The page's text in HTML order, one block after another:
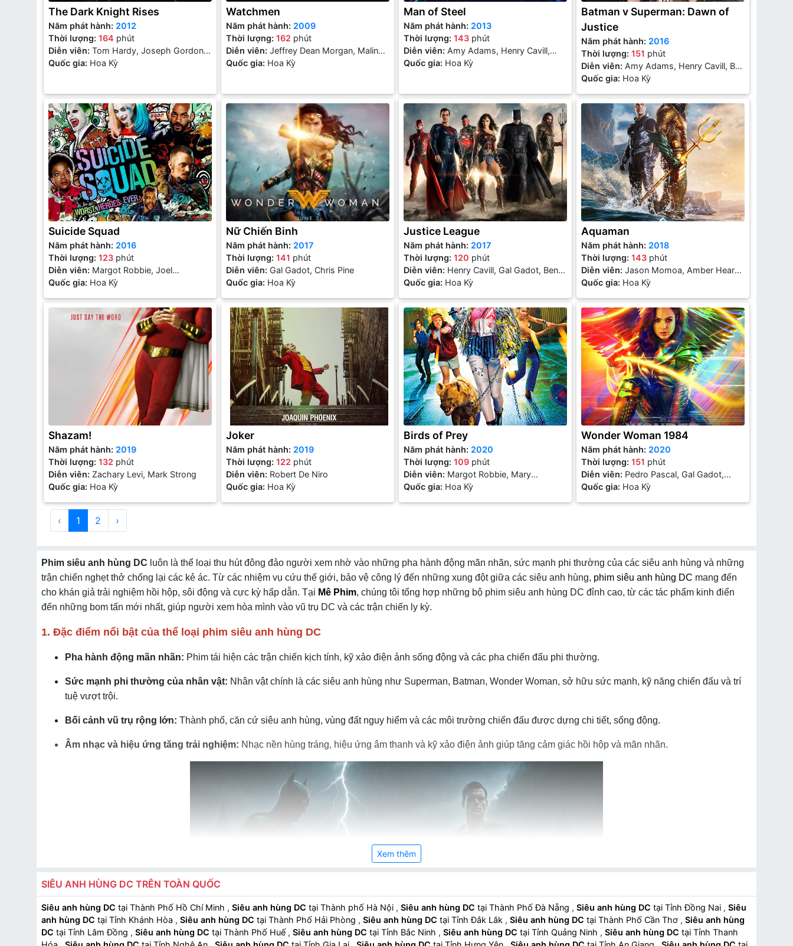
The Dark Knight Rises
Năm phát hành: 2012
Thời lượng: 164 phút
Diễn viên: Tom Hardy, Joseph Gordon-
Levitt, Michael Caine, Christian Bale, Gary
Quốc gia: Hoa Kỳ
Watchmen
Năm phát hành: 2009
Thời lượng: 162 phút
Diễn viên: Jeffrey Dean Morgan, Malin
Åkerman, Billy Crudup, Patrick Wilson
Quốc gia: Hoa Kỳ
Man of Steel
Năm phát hành: 2013
Thời lượng: 143 phút
Diễn viên: Amy Adams, Henry Cavill,
Kevin Costner, Russell Crowe
Quốc gia: Hoa Kỳ
Batman v Superman: Dawn of
Justice
Năm phát hành: 2016
Thời lượng: 151 phút
Diễn viên: Amy Adams, Henry Cavill, Ben
Affleck
Quốc gia: Hoa Kỳ
Suicide Squad
Năm phát hành: 2016
Thời lượng: 123 phút
Diễn viên: Margot Robbie, Joel
Kinnaman, Will Smith, Jared Leto
Quốc gia: Hoa Kỳ
Nữ Chiến Binh
Năm phát hành: 2017
Thời lượng: 141 phút
Diễn viên: Gal Gadot, Chris Pine
Quốc gia: Hoa Kỳ
Justice League
Năm phát hành: 2017
Thời lượng: 120 phút
Diễn viên: Henry Cavill, Gal Gadot, Ben
Affleck
Quốc gia: Hoa Kỳ
Aquaman
Năm phát hành: 2018
Thời lượng: 143 phút
Diễn viên: Jason Momoa, Amber Heard,
Patrick Wilson, Willem Dafoe
Quốc gia: Hoa Kỳ
Shazam!
Năm phát hành: 2019
Thời lượng: 132 phút
Diễn viên: Zachary Levi, Mark Strong
Quốc gia: Hoa Kỳ
Joker
Năm phát hành: 2019
Thời lượng: 122 phút
Diễn viên: Robert De Niro
Quốc gia: Hoa Kỳ
Birds of Prey
Năm phát hành: 2020
Thời lượng: 109 phút
Diễn viên: Margot Robbie, Mary
Elizabeth Winstead
Quốc gia: Hoa Kỳ
Wonder Woman 1984
Năm phát hành: 2020
Thời lượng: 151 phút
Diễn viên: Pedro Pascal, Gal Gadot,
Chris Pine, Kristen Wiig
Quốc gia: Hoa Kỳ
‹ 1 2 ›
Phim siêu anh hùng DC luôn là thể loại thu hút đông đảo người xem nhờ vào những pha hành động mãn nhãn, sức mạnh phi thường của các siêu anh hùng và những
trận chiến nghẹt thở chống lại các kẻ ác. Từ các nhiệm vụ cứu thế giới, bảo vệ công lý đến những xung đột giữa các siêu anh hùng, phim siêu anh hùng DC mang đến
cho khán giả trải nghiệm hồi hộp, sôi động và cực kỳ hấp dẫn. Tại Mê Phim, chúng tôi tổng hợp những bộ phim siêu anh hùng DC đỉnh cao, từ các tác phẩm kinh điển
đến những bom tấn mới nhất, giúp người xem hòa mình vào vũ trụ DC và các trận chiến ly kỳ.
1. Đặc điểm nổi bật của thể loại phim siêu anh hùng DC
Pha hành động mãn nhãn: Phim tái hiện các trận chiến kịch tính, kỹ xảo điện ảnh sống động và các pha chiến đấu phi thường.
Sức mạnh phi thường của nhân vật: Nhân vật chính là các siêu anh hùng như Superman, Batman, Wonder Woman, sở hữu sức mạnh, kỹ năng chiến đấu và trí
tuệ vượt trội.
Bối cảnh vũ trụ rộng lớn: Thành phố, căn cứ siêu anh hùng, vùng đất nguy hiểm và các môi trường chiến đấu được dựng chi tiết, sống động.
Âm nhạc và hiệu ứng tăng trải nghiệm: Nhạc nền hùng tráng, hiệu ứng âm thanh và kỹ xảo điện ảnh giúp tăng cảm giác hồi hộp và mãn nhãn.
Xem thêm
SIÊU ANH HÙNG DC TRÊN TOÀN QUỐC
Siêu anh hùng DC tại Thành Phố Hồ Chí Minh , Siêu anh hùng DC tại Thành phố Hà Nội , Siêu anh hùng DC tại Thành Phố Đà Nẵng , Siêu anh hùng DC tại Tỉnh Đồng Nai , Siêu
anh hùng DC tại Tỉnh Khánh Hòa , Siêu anh hùng DC tại Thành Phố Hải Phòng , Siêu anh hùng DC tại Tỉnh Đắk Lắk , Siêu anh hùng DC tại Thành Phố Cần Thơ , Siêu anh hùng
DC tại Tỉnh Lâm Đồng , Siêu anh hùng DC tại Thành Phố Huế , Siêu anh hùng DC tại Tỉnh Bắc Ninh , Siêu anh hùng DC tại Tỉnh Quảng Ninh , Siêu anh hùng DC tại Tỉnh Thanh